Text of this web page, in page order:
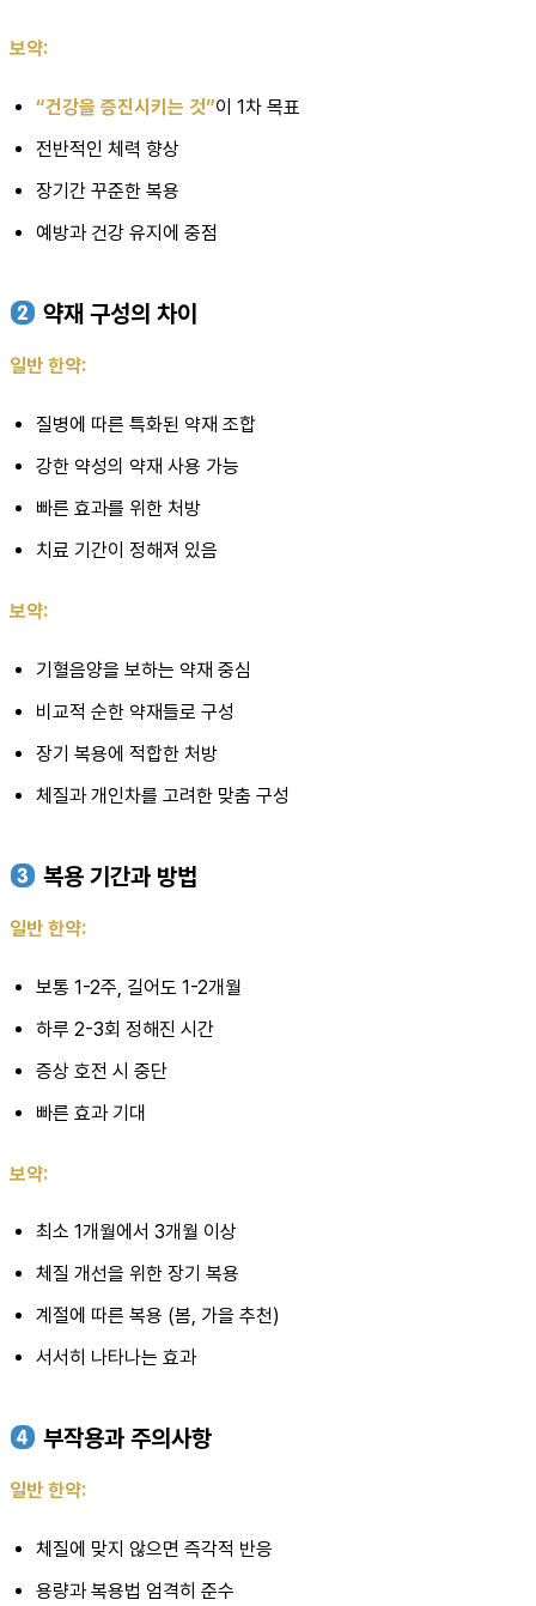
보약:
“건강을 증진시키는 것”이 1차 목표
전반적인 체력 향상
장기간 꾸준한 복용
예방과 건강 유지에 중점
약재 구성의 차이
일반 한약:
질병에 따른 특화된 약재 조합
강한 약성의 약재 사용 가능
빠른 효과를 위한 처방
치료 기간이 정해져 있음
보약:
기혈음양을 보하는 약재 중심
비교적 순한 약재들로 구성
장기 복용에 적합한 처방
체질과 개인차를 고려한 맞춤 구성
복용 기간과 방법
일반 한약:
보통 1-2주, 길어도 1-2개월
하루 2-3회 정해진 시간
증상 호전 시 중단
빠른 효과 기대
보약:
최소 1개월에서 3개월 이상
체질 개선을 위한 장기 복용
계절에 따른 복용 (봄, 가을 추천)
서서히 나타나는 효과
부작용과 주의사항
일반 한약:
체질에 맞지 않으면 즉각적 반응
용량과 복용법 엄격히 준수